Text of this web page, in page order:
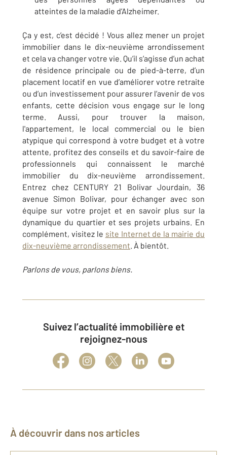
atteintes de la maladie d’Alzheimer.
Ça y est, c’est décidé ! Vous allez mener un projet
immobilier dans le dix-neuvième arrondissement
et cela va changer votre vie. Qu’il s’agisse d’un achat
de résidence principale ou de pied-à-terre, d’un
placement locatif en vue d’améliorer votre retraite
ou d’un investissement pour assurer l’avenir de vos
enfants, cette décision vous engage sur le long
terme. Aussi, pour trouver la maison,
l'appartement, le local commercial ou le bien
atypique qui correspond à votre budget et à votre
attente, profitez des conseils et du savoir-faire de
professionnels qui connaissent le marché
immobilier du dix-neuvième arrondissement.
Entrez chez CENTURY 21 Bolivar Jourdain, 36
avenue Simon Bolivar, pour échanger avec son
équipe sur votre projet et en savoir plus sur la
dynamique du quartier et ses projets urbains. En
complément, visitez le site Internet de la mairie du
dix-neuvième arrondissement . À bientôt.
Parlons de vous, parlons biens.
Suivez l’actualité immobilière et
rejoignez-nous
À découvrir dans nos articles